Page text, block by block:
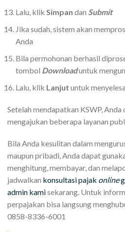
Lalu, klik Simpan dan Submit
Jika sudah, sistem akan
Anda
Bila permohonan berhasil
tombol Downloaduntuk
Lalu, klik Lanjut untuk
Setelah mendapatkan KSWP,
mengajukan beberapa layanan
Bila Anda kesulitan dalam
maupun pribadi, Anda dapat
menghitung, membayar, dan
jadwalkan konsultasi pajak online
admin kamisekarang. Untuk
perpajakan bisa langsung
0858-8336-6001